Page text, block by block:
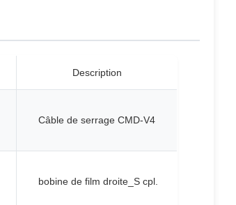
Description
Câble de serrage CMD-V4
bobine de film droite_S cpl.